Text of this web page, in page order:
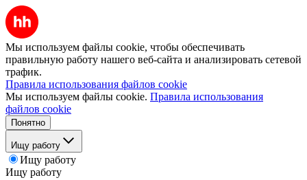
Мы используем файлы cookie, чтобы обеспечивать
правильную работу нашего веб-сайта и анализировать сетевой
трафик.
Правила использования файлов cookie
Мы используем файлы cookie. Правила использования
файлов cookie
Понятно
Ищу работу
Ищу работу
Ищу работу